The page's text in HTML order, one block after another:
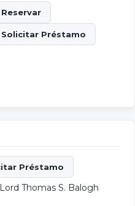
Lord Thomas S. Balogh